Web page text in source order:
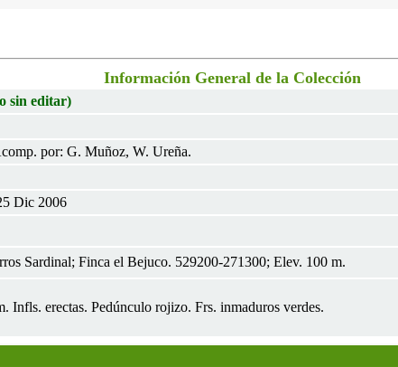
Información General de la Colección
sin editar)
por: G. Muñoz, W. Ureña.
Dic 2006
Sardinal; Finca el Bejuco. 529200-271300; Elev. 100 m.
Infls. erectas. Pedúnculo rojizo. Frs. inmaduros verdes.